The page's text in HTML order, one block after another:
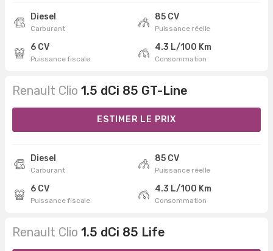
Diesel
Carburant
85 CV
Puissance réelle
6 CV
Puissance fiscale
4.3 L/100 Km
Consommation
Renault Clio 1.5 dCi 85 GT-Line
ESTIMER LE PRIX
Diesel
Carburant
85 CV
Puissance réelle
6 CV
Puissance fiscale
4.3 L/100 Km
Consommation
Renault Clio 1.5 dCi 85 Life